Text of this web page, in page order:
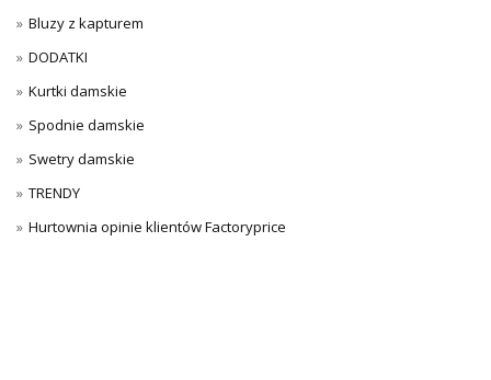
Bluzy z kapturem
DODATKI
Kurtki damskie
Spodnie damskie
Swetry damskie
TRENDY
Hurtownia opinie klientów Factoryprice